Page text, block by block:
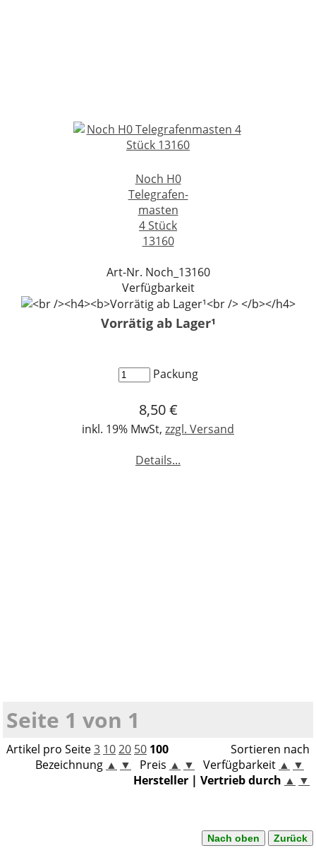
Noch H0
Telegrafen-
masten
4 Stück
13160
Art-Nr. Noch_13160
Verfügbarkeit
Vorrätig ab Lager¹
Packung
8,50 €
inkl. 19% MwSt, zzgl. Versand
Details...
Seite 1 von 1
Artikel pro Seite3 1020 50 100
Sortieren nach
Bezeichnung ▲ ▼ Preis ▲ ▼ Verfügbarkeit ▲ ▼
Hersteller | Vertrieb durch ▲ ▼
Nach oben Zurück